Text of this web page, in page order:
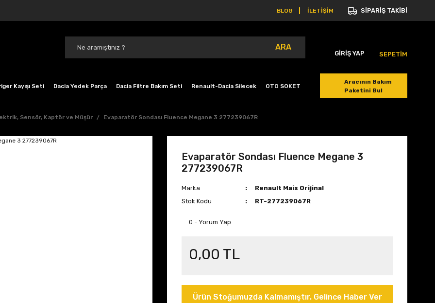
BLOG İLETİŞİM SİPARİŞ TAKİBİ
ARA
GİRİŞ YAP SEPETİM
Kayışı Seti Dacia Yedek Parça Dacia Filtre Bakım Seti Renault-Dacia Silecek OTO SOKET
Aracının Bakım
Paketini Bul
Sensör, Kaptör ve Müşür Evaparatör Sondası Fluence Megane 3 277239067R
Evaparatör Sondası Fluence Megane 3
277239067R
Marka
Renault Mais Orijinal
Stok Kodu
RT-277239067R
0 - Yorum Yap
0,00 TL
Ürün Stoğumuzda Kalmamıştır. Gelince Haber Ver